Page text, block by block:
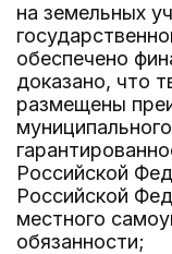
на земельных
обеспечено
доказано, что
размещены
Российской
Российской
местного
обязанности;